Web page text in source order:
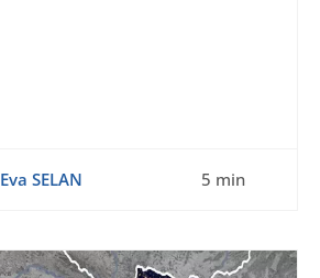
Eva SELAN 5 min